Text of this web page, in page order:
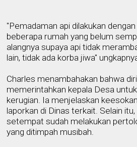
"Pemadaman api dilakukan
beberapa rumah yang belum
alangnya supaya api tidak
lain, tidak ada korba jiwa" u
Charles menambahakan bahwa
memerintahkan kepala Desa
kerugian. Ia menjelaskan
laporkan di Dinas terkait. Selain itu,
setempat sudah melakukan
yang ditimpah musibah.